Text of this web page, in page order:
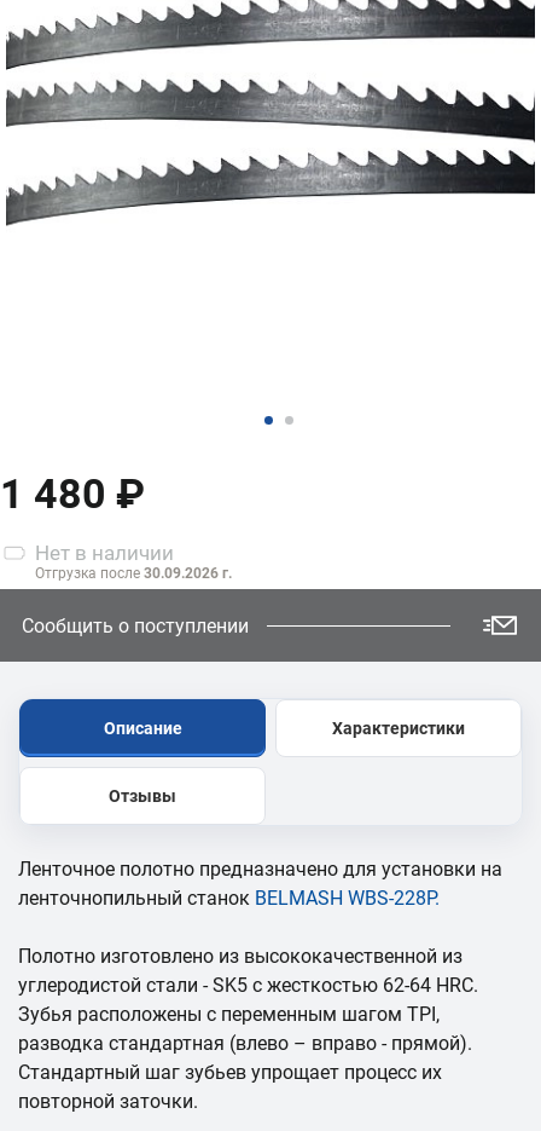
1 480 ₽
Нет в наличии
Отгрузка после 30.09.2026 г.
Сообщить о поступлении
Описание Характеристики
Отзывы
Ленточное полотно предназначено для установки на
ленточнопильный станок BELMASH WBS-228P.
Полотно изготовлено из высококачественной из
углеродистой стали - SK5 с жесткостью 62-64 HRC.
Зубья расположены с переменным шагом TPI,
разводка стандартная (влево – вправо - прямой).
Стандартный шаг зубьев упрощает процесс их
повторной заточки.